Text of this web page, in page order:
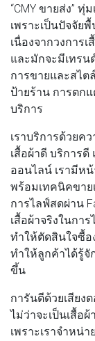
“CMY ขายส่ง”
เพราะเป็นปัจจัย
เนื่องจากวงการ
และมักจะมีเทรน
การขายและสไต
ป้ายร้าน การตก
บริการ
เราบริการด้วยค
เสื้อผ้าดี บริการ
ออนไลน์ เรามีห
พร้อมเทคนิคขาย
การไลฟ์สดผ่าน
เสื้อผ้าจริงในกา
ทำให้ตัดสินใจซื้อ
ทำให้ลูกค้าได้รู้จั
ขึ้น
การันตีด้วยเสียง
ไม่ว่าจะเป็นเสื้อ
เพราะเราจำห